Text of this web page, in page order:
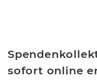
sofort online